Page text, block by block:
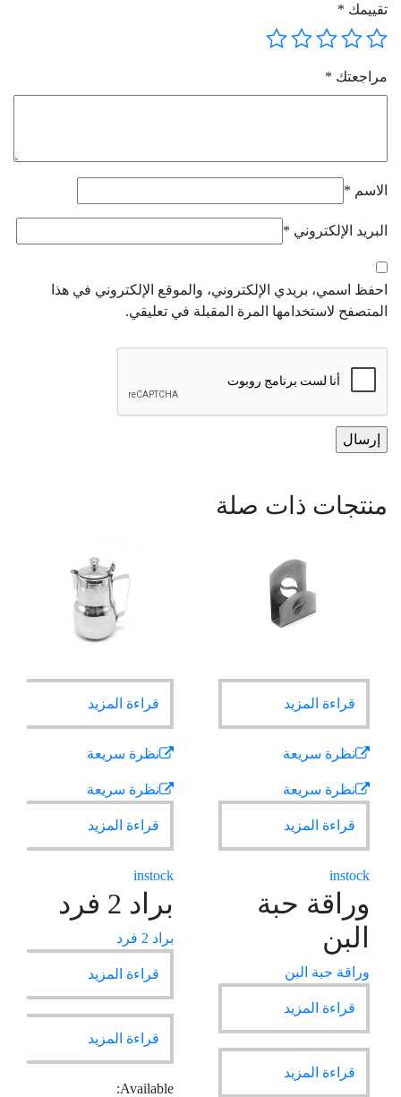
تقييمك*
مراجعتك*
الاسم*
البريد الإلكتروني*
احفظ اسمي، بريدي الإلكتروني، والموقع الإلكتروني في هذا
المتصفح لاستخدامها المرة المقبلة في تعليقي.
منتجات ذات صلة
قراءة المزيد
نظرة سريعة
نظرة سريعة
قراءة المزيد
instock
براد 2 فرد
براد 2 فرد
قراءة المزيد
قراءة المزيد
Available:
قراءة المزيد
نظرة سريعة
نظرة سريعة
قراءة المزيد
instock
وراقة حبة
البن
وراقة حبة البن
قراءة المزيد
قراءة المزيد